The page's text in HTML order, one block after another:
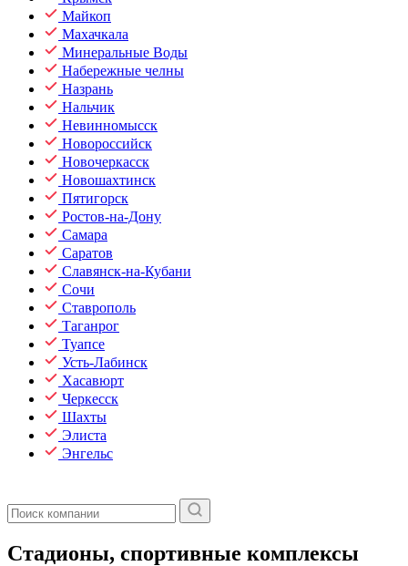
Майкоп
Махачкала
Минеральные Воды
Набережные челны
Назрань
Нальчик
Невинномысск
Новороссийск
Новочеркасск
Новошахтинск
Пятигорск
Ростов-на-Дону
Самара
Саратов
Славянск-на-Кубани
Сочи
Ставрополь
Таганрог
Туапсе
Усть-Лабинск
Хасавюрт
Черкесск
Шахты
Элиста
Энгельс
Стадионы, спортивные комплексы